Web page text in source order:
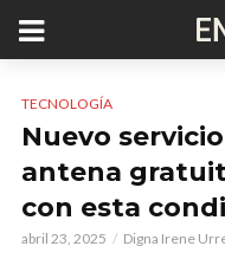
TECNOLOGÍA
Nuevo
antena
con esta
abril 23, 2025 Digna Irene